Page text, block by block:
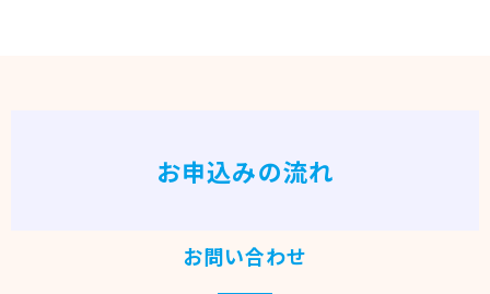
お申込みの流れ
お問い合わせ